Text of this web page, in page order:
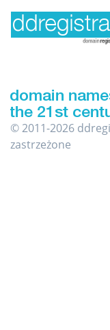
© 2011-2026
zastrzeżone